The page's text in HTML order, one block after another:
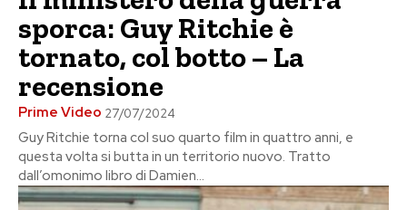
sporca: Guy Ritchie è
tornato, col botto – La
recensione
Prime Video 27/07/2024
Guy Ritchie torna col suo quarto film in quattro anni, e
questa volta si butta in un territorio nuovo. Tratto
dall’omonimo libro di Damien...